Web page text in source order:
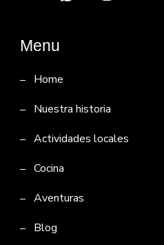
Menu
Home
Nuestra historia
Actividades locales
Cocina
Aventuras
Blog